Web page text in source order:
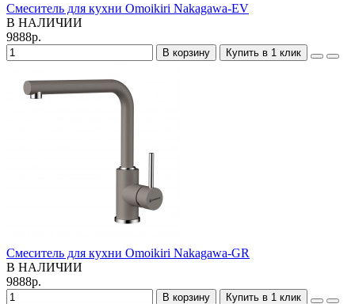
Смеситель для кухни Omoikiri Nakagawa-EV
В НАЛИЧИИ
9888р.
В корзину Купить в 1 клик
Смеситель для кухни Omoikiri Nakagawa-GR
В НАЛИЧИИ
9888р.
В корзину Купить в 1 клик